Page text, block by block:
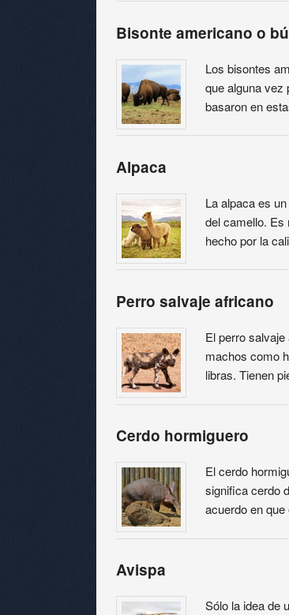
Bisonte americano o
Los bisontes
que alguna vez
basaron en
Alpaca
La alpaca es
del camello. Es
hecho por la
Perro salvaje africano
El perro
machos como
libras. Tienen
Cerdo hormiguero
El cerdo
significa cerdo
acuerdo en
Avispa
Sólo la idea de